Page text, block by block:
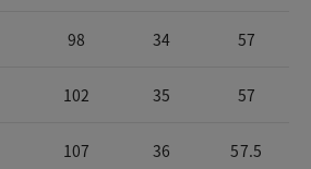
98 34 57
102 35 57
107 36 57.5